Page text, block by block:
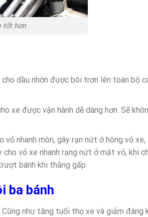
tốt hơn
dầu nhờn được bôi trơn lên toàn bộ
xe được vận hành dễ dàng hơn. Sẽ
nhanh mòn, gây rạn nứt ở hông vỏ xe,
vỏ xe nhanh rạng nứt ở mặt vỏ, khi
bánh khi thắng gấp.
ba bánh
như tăng tuổi thọ xe và giảm đáng